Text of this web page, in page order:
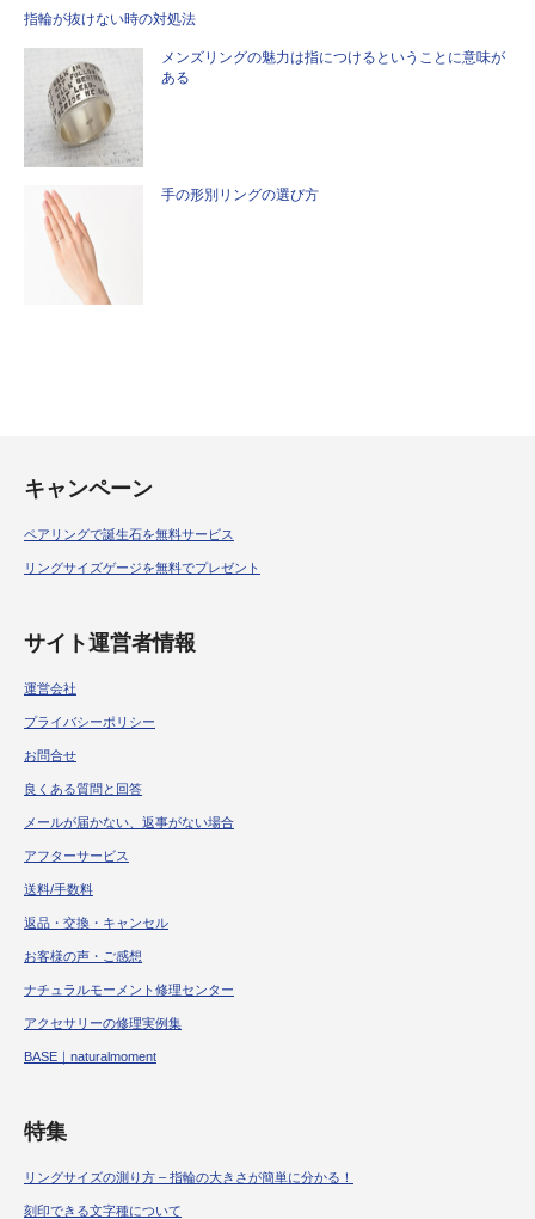
指輪が抜けない時の対処法
メンズリングの魅力は指につけるということに意味が
ある
手の形別リングの選び方
キャンペーン
ペアリングで誕生石を無料サービス
リングサイズゲージを無料でプレゼント
サイト運営者情報
運営会社
プライバシーポリシー
お問合せ
良くある質問と回答
メールが届かない、返事がない場合
アフターサービス
送料/手数料
返品・交換・キャンセル
お客様の声・ご感想
ナチュラルモーメント修理センター
アクセサリーの修理実例集
BASE｜naturalmoment
特集
リングサイズの測り方 – 指輪の大きさが簡単に分かる！
刻印できる文字種について